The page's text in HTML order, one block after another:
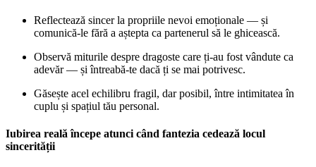
Reflectează sincer la propriile nevoi emoționale — și
comunică-le fără a aștepta ca partenerul să le ghicească.
Observă miturile despre dragoste care ți-au fost vândute ca
adevăr — și întreabă-te dacă ți se mai potrivesc.
Găsește acel echilibru fragil, dar posibil, între intimitatea în
cuplu și spațiul tău personal.
Iubirea reală începe atunci când fantezia cedează locul
sincerității